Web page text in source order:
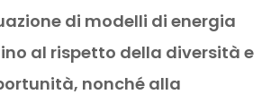
di modelli di energia
al rispetto della diversità e
nonché alla